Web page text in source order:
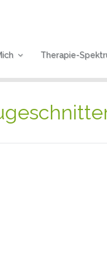
Therapie-